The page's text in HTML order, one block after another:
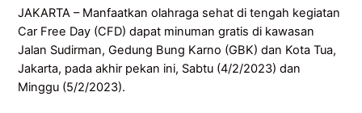
JAKARTA – Manfaatkan olahraga sehat di tengah kegiatan
Car Free Day (CFD) dapat minuman gratis di kawasan
Jalan Sudirman, Gedung Bung Karno (GBK) dan Kota Tua,
Jakarta, pada akhir pekan ini, Sabtu (4/2/2023) dan
Minggu (5/2/2023).